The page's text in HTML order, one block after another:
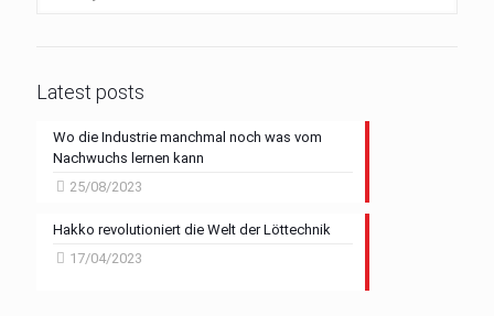
Latest posts
Wo die Industrie manchmal noch was vom
Nachwuchs lernen kann
25/08/2023
Hakko revolutioniert die Welt der Löttechnik
17/04/2023